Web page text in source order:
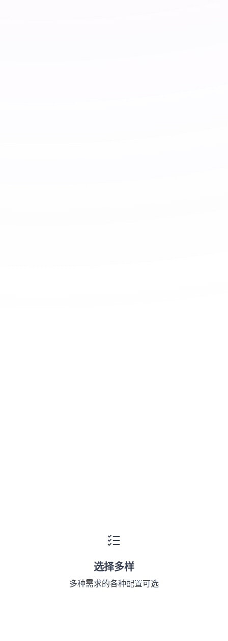
选择多样
多种需求的各种配置可选